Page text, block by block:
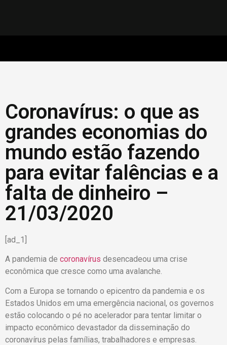
Coronavírus: o que as
grandes economias do
mundo estão fazendo
para evitar falências e a
falta de dinheiro –
21/03/2020
[ad_1]
A pandemia de coronavírus desencadeou uma crise
econômica que cresce como uma avalanche.
Com a Europa se tornando o epicentro da pandemia e os
Estados Unidos em uma emergência nacional, os governos
estão colocando o pé no acelerador para tentar limitar o
impacto econômico devastador da disseminação do
coronavírus pelas famílias, trabalhadores e empresas.